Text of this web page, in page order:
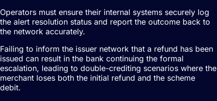
Operators must ensure their internal systems securely log
the alert resolution status and report the outcome back to
the network accurately.
Failing to inform the issuer network that a refund has been
issued can result in the bank continuing the formal
escalation, leading to double-crediting scenarios where the
merchant loses both the initial refund and the scheme
debit.